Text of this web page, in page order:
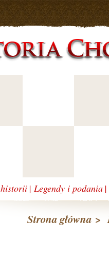
| Legendy i podania |
Strona główna >